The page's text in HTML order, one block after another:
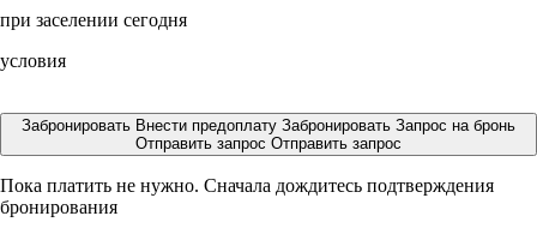
при заселении сегодня
условия
Забронировать Внести предоплату Забронировать Запрос на бронь
Отправить запрос Отправить запрос
Пока платить не нужно. Сначала дождитесь подтверждения
бронирования